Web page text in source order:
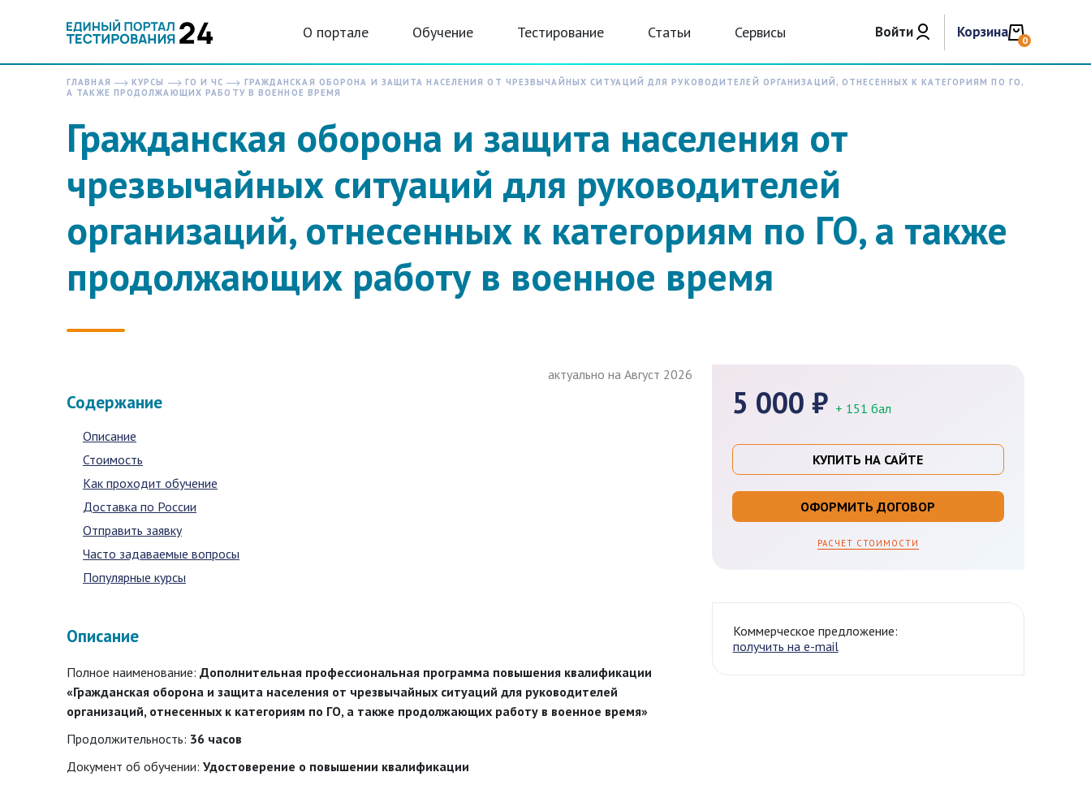
О портале Обучение Тестирование Статьи Сервисы Войти Корзина 0
ГЛАВНАЯ КУРСЫ ГО И ЧС
ГРАЖДАНСКАЯ ОБОРОНА И ЗАЩИТА НАСЕЛЕНИЯ ОТ ЧРЕЗВЫЧАЙНЫХ СИТУАЦИЙ ДЛЯ РУКОВОДИТЕЛЕЙ ОРГАНИЗАЦИЙ, ОТНЕСЕННЫХ К КАТЕГОРИЯМ ПО ГО,
А ТАКЖЕ ПРОДОЛЖАЮЩИХ РАБОТУ В ВОЕННОЕ ВРЕМЯ
Гражданская оборона и защита населения от
чрезвычайных ситуаций для руководителей
организаций, отнесенных к категориям по ГО, а также
продолжающих работу в военное время
актуально на Август 2026
Содержание
Описание
Стоимость
Как проходит обучение
Доставка по России
Отправить заявку
Часто задаваемые вопросы
Популярные курсы
Описание
Полное наименование: Дополнительная профессиональная программа повышения квалификации
«Гражданская оборона и защита населения от чрезвычайных ситуаций для руководителей
организаций, отнесенных к категориям по ГО, а также продолжающих работу в военное время»
Продолжительность: 36 часов
Документ об обучении: Удостоверение о повышении квалификации
5 000 ₽ + 151 бал
КУПИТЬ НА САЙТЕ
ОФОРМИТЬ ДОГОВОР
РАСЧЕТ СТОИМОСТИ
Коммерческое предложение:
получить на e-mail